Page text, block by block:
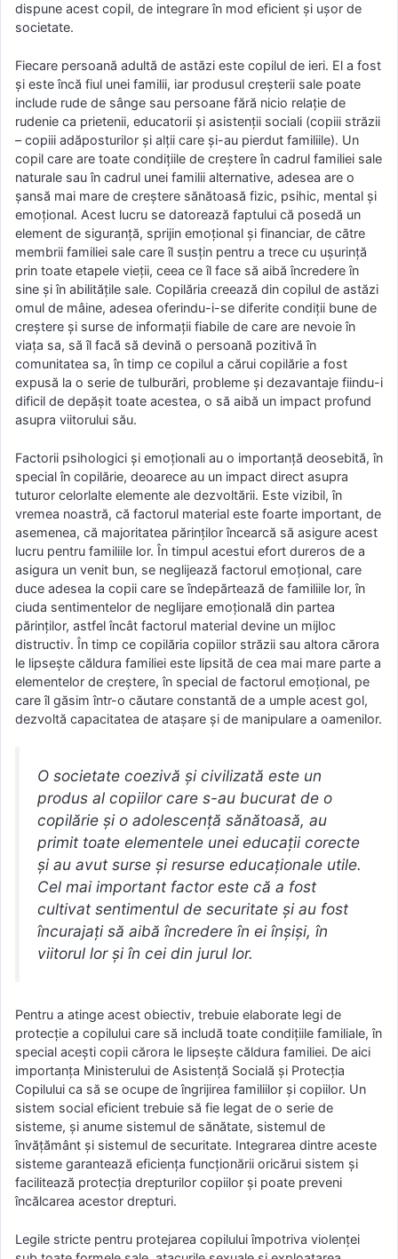
dispune acest copil, de integrare în mod eficient și ușor de
societate.
Fiecare persoană adultă de astăzi este copilul de ieri. El a fost
și este încă fiul unei familii, iar produsul creșterii sale poate
include rude de sânge sau persoane fără nicio relație de
rudenie ca prietenii, educatorii și asistenții sociali (copiii străzii
– copiii adăposturilor și alții care și-au pierdut familiile). Un
copil care are toate condițiile de creștere în cadrul familiei sale
naturale sau în cadrul unei familii alternative, adesea are o
șansă mai mare de creștere sănătoasă fizic, psihic, mental și
emoțional. Acest lucru se datorează faptului că posedă un
element de siguranță, sprijin emoțional și financiar, de către
membrii familiei sale care îl susțin pentru a trece cu ușurință
prin toate etapele vieții, ceea ce îl face să aibă încredere în
sine și în abilitățile sale. Copilăria creează din copilul de astăzi
omul de mâine, adesea oferindu-i-se diferite condiții bune de
creștere și surse de informații fiabile de care are nevoie în
viața sa, să îl facă să devină o persoană pozitivă în
comunitatea sa, în timp ce copilul a cărui copilărie a fost
expusă la o serie de tulburări, probleme și dezavantaje fiindu-i
dificil de depășit toate acestea, o să aibă un impact profund
asupra viitorului său.
Factorii psihologici și emoționali au o importanță deosebită, în
special în copilărie, deoarece au un impact direct asupra
tuturor celorlalte elemente ale dezvoltării. Este vizibil, în
vremea noastră, că factorul material este foarte important, de
asemenea, că majoritatea părinților încearcă să asigure acest
lucru pentru familiile lor. În timpul acestui efort dureros de a
asigura un venit bun, se neglijează factorul emoțional, care
duce adesea la copii care se îndepărtează de familiile lor, în
ciuda sentimentelor de neglijare emoțională din partea
părinților, astfel încât factorul material devine un mijloc
distructiv. În timp ce copilăria copiilor străzii sau altora cărora
le lipsește căldura familiei este lipsită de cea mai mare parte a
elementelor de creștere, în special de factorul emoțional, pe
care îl găsim într-o căutare constantă de a umple acest gol,
dezvoltă capacitatea de atașare și de manipulare a oamenilor.
O societate coezivă și civilizată este un
produs al copiilor care s-au bucurat de o
copilărie și o adolescență sănătoasă, au
primit toate elementele unei educații corecte
și au avut surse și resurse educaționale utile.
Cel mai important factor este că a fost
cultivat sentimentul de securitate și au fost
încurajați să aibă încredere în ei înșiși, în
viitorul lor și în cei din jurul lor.
Pentru a atinge acest obiectiv, trebuie elaborate legi de
protecție a copilului care să includă toate condițiile familiale, în
special acești copii cărora le lipsește căldura familiei. De aici
importanța Ministerului de Asistenţă Socială și Protecția
Copilului ca să se ocupe de îngrijirea familiilor și copiilor. Un
sistem social eficient trebuie să fie legat de o serie de
sisteme, și anume sistemul de sănătate, sistemul de
învățământ și sistemul de securitate. Integrarea dintre aceste
sisteme garantează eficiența funcționării oricărui sistem și
facilitează protecția drepturilor copiilor și poate preveni
încălcarea acestor drepturi.
Legile stricte pentru protejarea copilului împotriva violenței